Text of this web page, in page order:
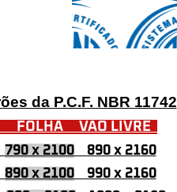
da P.C.F. NBR 11742
VÃO LIVRE
790 x 2100890 x 2160
890 x 2100990 x 2160